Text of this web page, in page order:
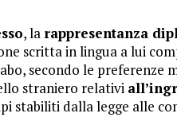
, la rappresentanza
scritta in lingua a lui
secondo le preferenze
straniero relativi
stabiliti dalla legge alle